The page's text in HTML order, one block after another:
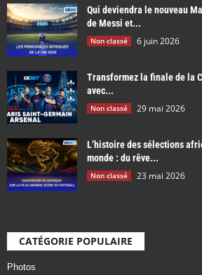
Qui deviendra le nouveau
de Messi et...
Non classé 6 juin 2026
Transformez la finale de la
avec...
Non classé 29 mai 2026
L’histoire des sélections
monde : du rêve...
Non classé 23 mai 2026
CATÉGORIE POPULAIRE
Photos